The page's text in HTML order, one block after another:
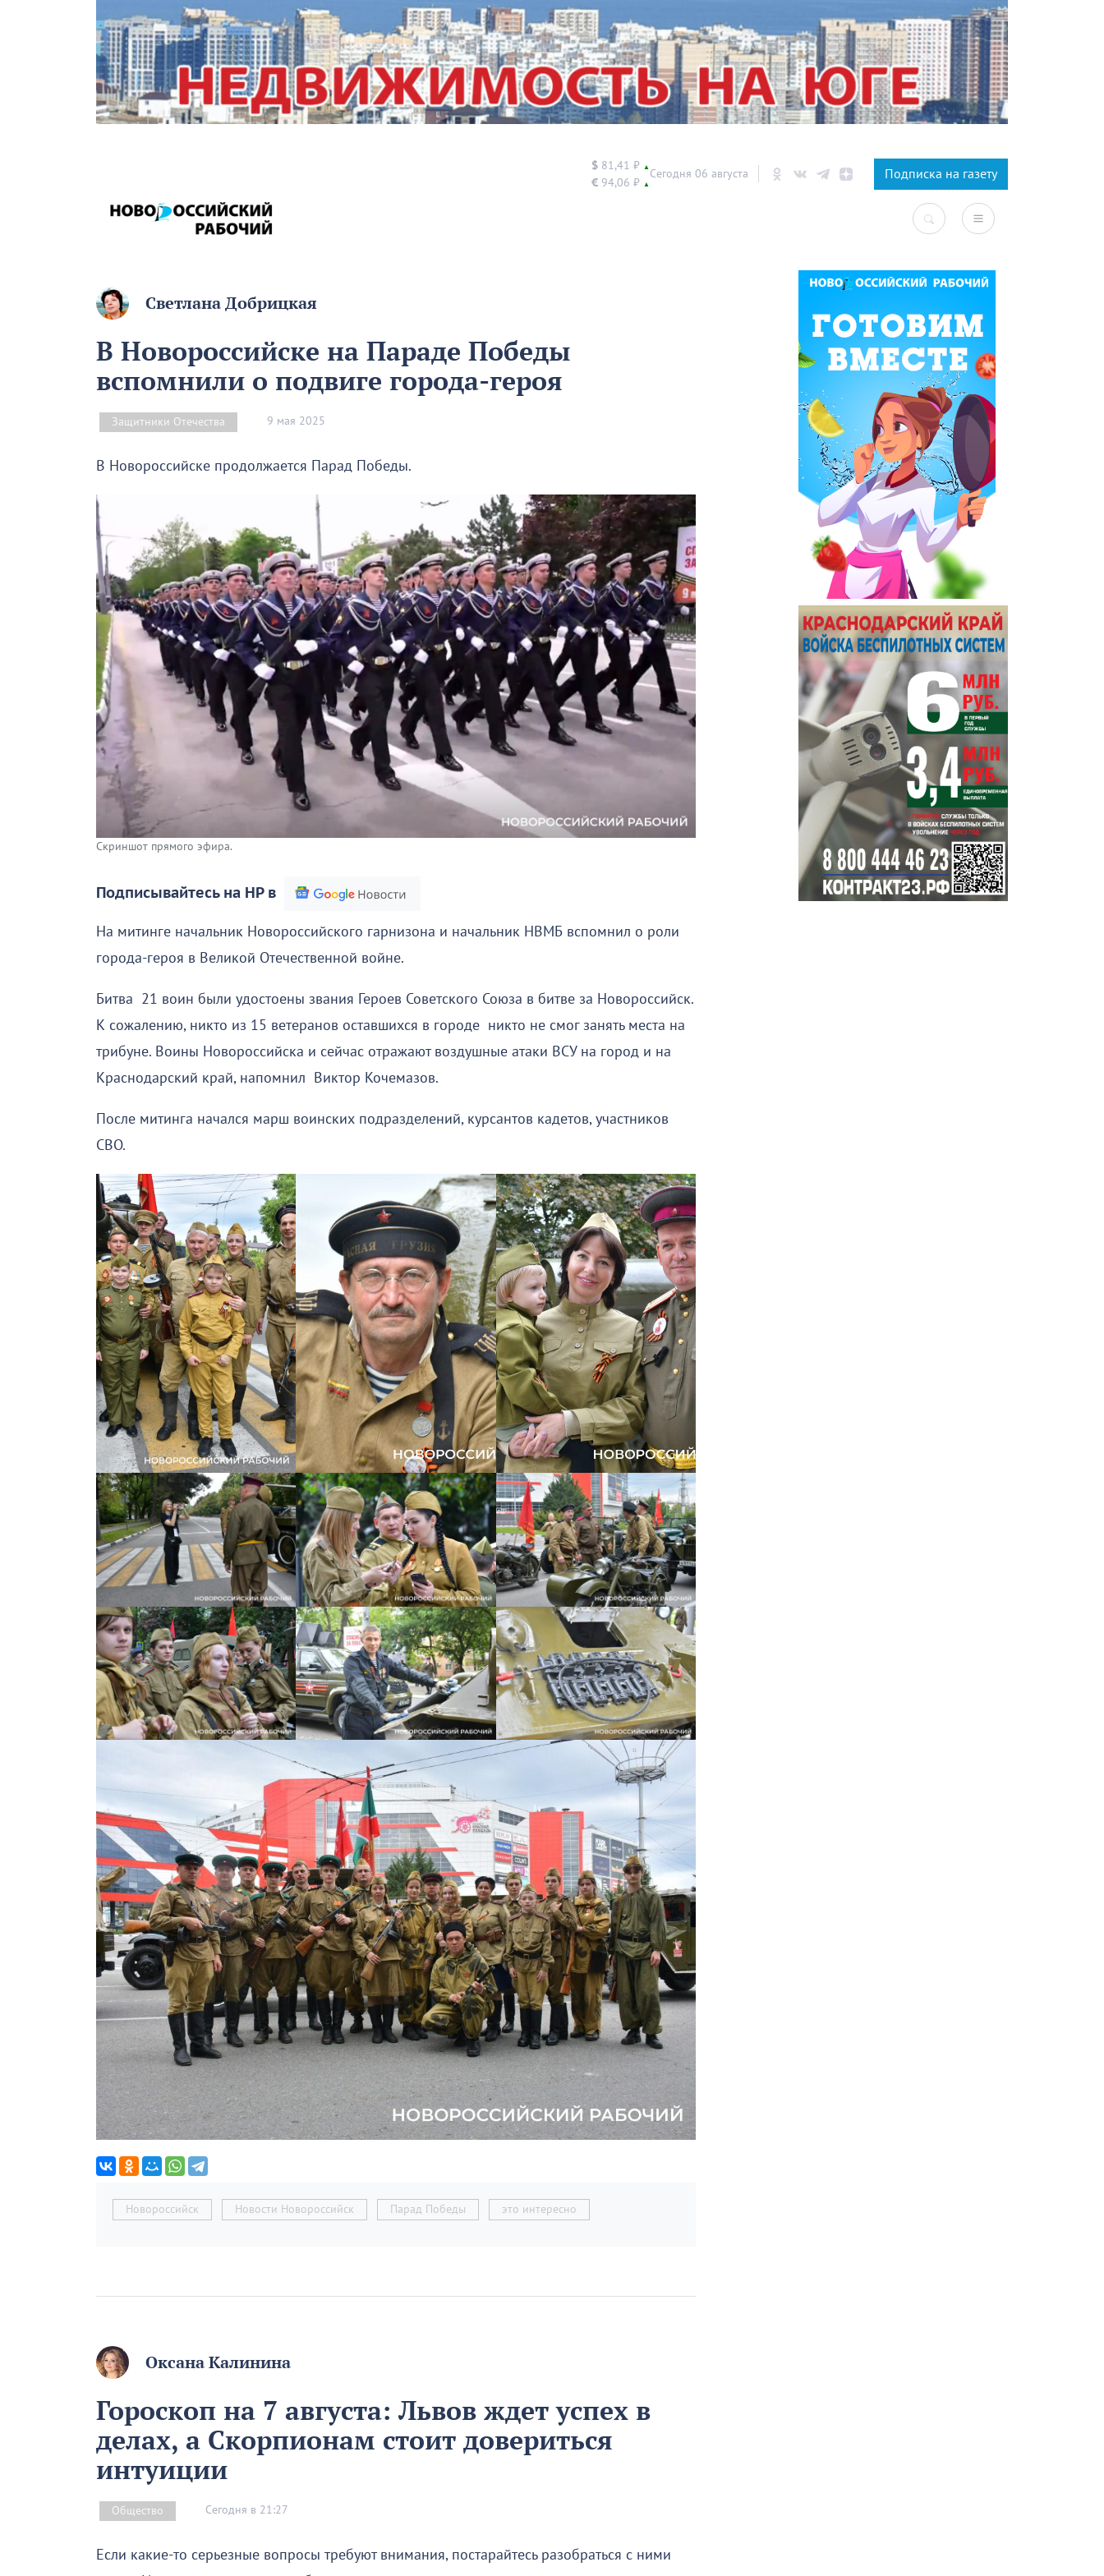
$ 81,41 ₽ ▲
€ 94,06 ₽ ▲
Сегодня 06 августа Подписка на газету
Светлана Добрицкая
В Новороссийске на Параде Победы
вспомнили о подвиге города-героя
Защитники Отечества 9 мая 2025
В Новороссийске продолжается Парад Победы.
Скриншот прямого эфира.
Подписывайтесь на НР в
На митинге начальник Новороссийского гарнизона и начальник НВМБ вспомнил о роли
города-героя в Великой Отечественной войне.
Битва 21 воин были удостоены звания Героев Советского Союза в битве за Новороссийск.
К сожалению, никто из 15 ветеранов оставшихся в городе никто не смог занять места на
трибуне. Воины Новороссийска и сейчас отражают воздушные атаки ВСУ на город и на
Краснодарский край, напомнил Виктор Кочемазов.
После митинга начался марш воинских подразделений, курсантов кадетов, участников
СВО.
Новороссийск Новости Новороссийск Парад Победы это интересно
Оксана Калинина
Гороскоп на 7 августа: Львов ждет успех в
делах, а Скорпионам стоит довериться
интуиции
Общество Сегодня в 21:27
Если какие-то серьезные вопросы требуют внимания, постарайтесь разобраться с ними